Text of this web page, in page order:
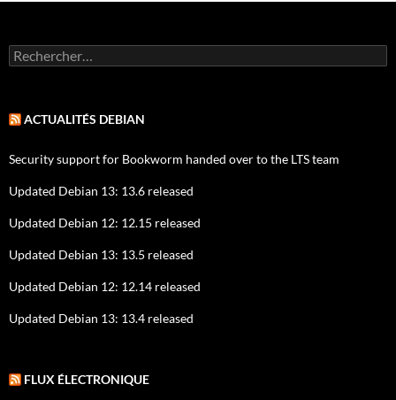
Rechercher :
ACTUALITÉS DEBIAN
Security support for Bookworm handed over to the LTS team
Updated Debian 13: 13.6 released
Updated Debian 12: 12.15 released
Updated Debian 13: 13.5 released
Updated Debian 12: 12.14 released
Updated Debian 13: 13.4 released
FLUX ÉLECTRONIQUE